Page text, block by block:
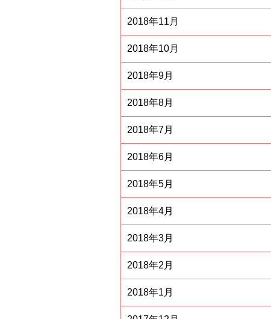
2018年11月
2018年10月
2018年9月
2018年8月
2018年7月
2018年6月
2018年5月
2018年4月
2018年3月
2018年2月
2018年1月